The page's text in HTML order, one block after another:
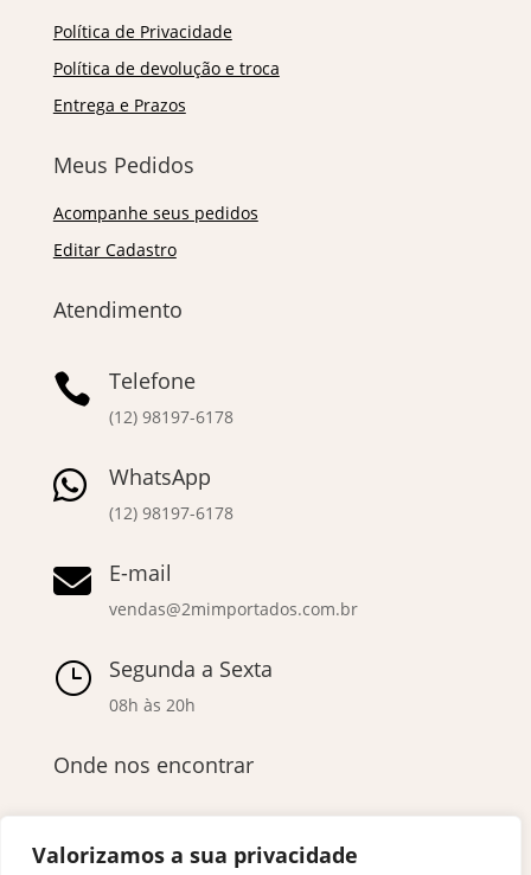
Valorizamos a sua privacidade
Política de Privacidade
Política de devolução e troca
Entrega e Prazos
Meus Pedidos
Acompanhe seus pedidos
Editar Cadastro
Atendimento
 Telefone
(12) 98197-6178
 WhatsApp
(12) 98197-6178
 E-mail
vendas@2mimportados.com.br
} Segunda a Sexta
08h às 20h
Onde nos encontrar